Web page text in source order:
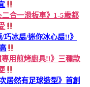
二合一滑板車》1-5歲都
巧冰扇/迷你冰心扇!!》
專用煎烤廚具!!》三種款
居然有足球造型》首創